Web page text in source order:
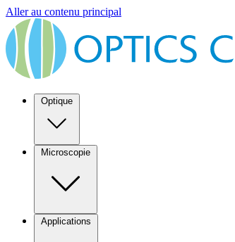
Aller au contenu principal
Optique
Microscopie
Applications